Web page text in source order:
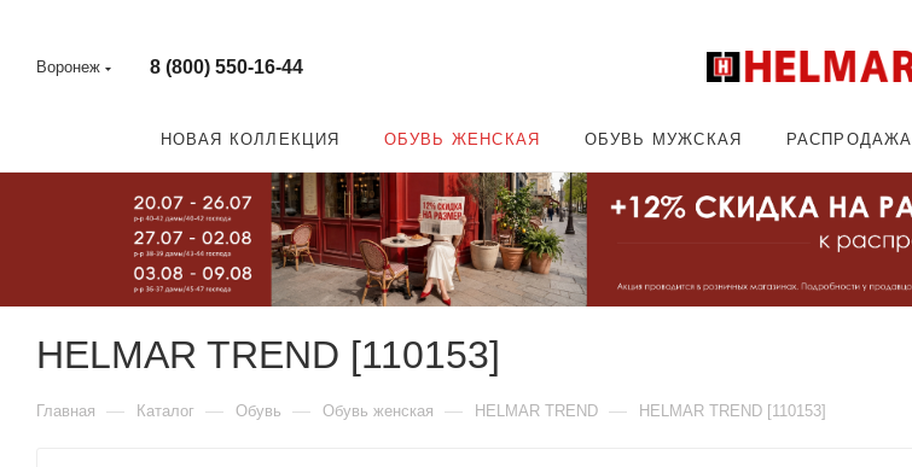
Воронеж 8 (800) 550-16-44
НОВАЯ КОЛЛЕКЦИЯ ОБУВЬ ЖЕНСКАЯ ОБУВЬ МУЖСКАЯ РАСПРОДАЖА
HELMAR TREND [110153]
Главная — Каталог — Обувь — Обувь женская — HELMAR TREND — HELMAR TREND [110153]